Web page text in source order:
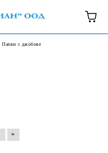
Папки с джобове
»